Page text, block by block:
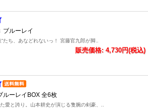
ブルーレイ
“たち、あなどれないっ！ 宮藤官九郎が脚..
販売価格: 4,730円(税込)
ルーレイBOX 全6枚
愛と誇り。山本耕史が演じる隻腕の剣豪、..